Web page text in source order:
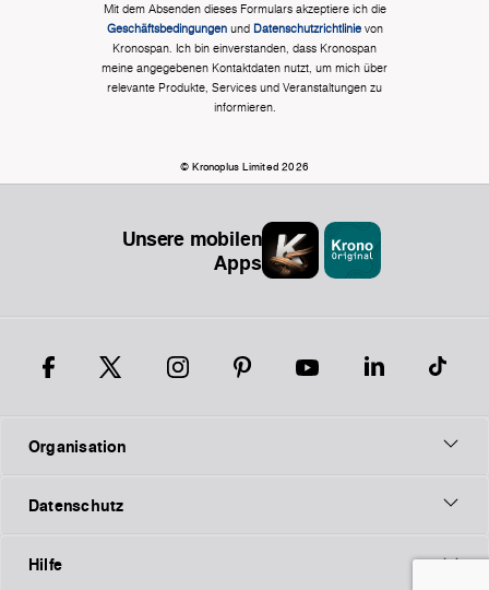
Mit dem Absenden dieses Formulars akzeptiere ich die
Geschäftsbedingungenund Datenschutzrichtlinievon
Kronospan. Ich bin einverstanden, dass Kronospan
meine angegebenen Kontaktdaten nutzt, um mich über
relevante Produkte, Services und Veranstaltungen zu
informieren.
© Kronoplus Limited 2026
Unsere mobilen
Apps
Organisation
Datenschutz
Hilfe